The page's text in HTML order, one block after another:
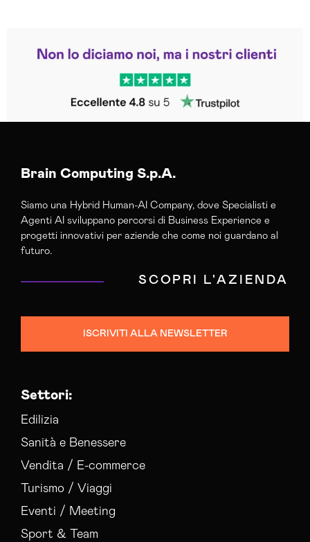
Trustpilot
Brain Computing S.p.A.
Siamo una Hybrid Human-AI Company, dove Specialisti e
Agenti AI sviluppano percorsi di Business Experience e
progetti innovativi per aziende che come noi guardano al
futuro.
SCOPRI L'AZIENDA
ISCRIVITI ALLA NEWSLETTER
Settori:
Edilizia
Sanità e Benessere
Vendita / E-commerce
Turismo / Viaggi
Eventi / Meeting
Sport & Team